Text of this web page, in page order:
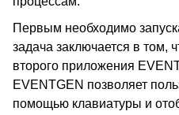
Первым необходимо
задача заключается в том,
второго приложения
EVENTGEN позволяет
помощью клавиатуры и